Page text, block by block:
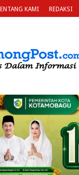
KAMI REDAKSI